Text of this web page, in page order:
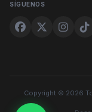
SÍGUENOS
Copyright © 2026